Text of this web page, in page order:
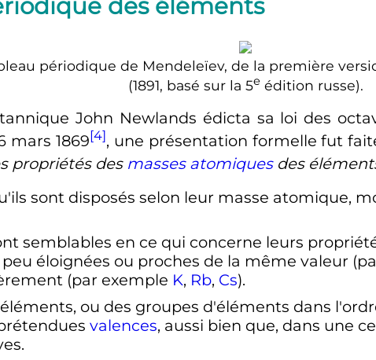
des éléments
périodique de Mendeleïev, de la première
(1891, basé sur la 5e édition russe).
John Newlands édicta sa loi des
mars 1869[4], une présentation formelle fut
propriétés des masses atomiquesdes
sont disposés selon leur masse atomique,
semblables en ce qui concerne leurs
éloignées ou proches de la même valeur
(par exemple K, Rb, Cs).
ou des groupes d'éléments dans
valences, aussi bien que, dans une